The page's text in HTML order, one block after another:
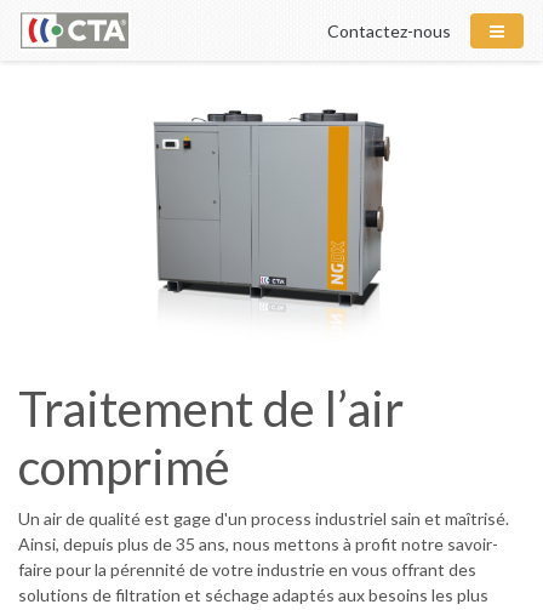
Contactez-nous
Traitement de l’air
comprimé
Un air de qualité est gage d'un process industriel sain et maîtrisé.
Ainsi, depuis plus de 35 ans, nous mettons à profit notre savoir-
faire pour la pérennité de votre industrie en vous offrant des
solutions de filtration et séchage adaptés aux besoins les plus